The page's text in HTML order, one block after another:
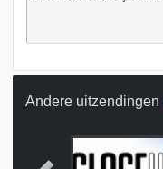
Andere uitzendingen